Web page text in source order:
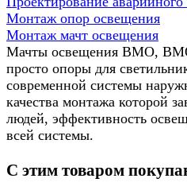
Монтаж опор освещения
Монтаж мачт освещения
Мачты освещения ВМО,
просто опоры для
современной системы
качества монтажа которой
людей, эффективность
всей системы.
С этим товаром